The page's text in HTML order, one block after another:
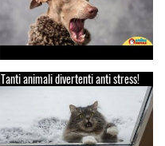
Tanti animali divertenti anti stress!